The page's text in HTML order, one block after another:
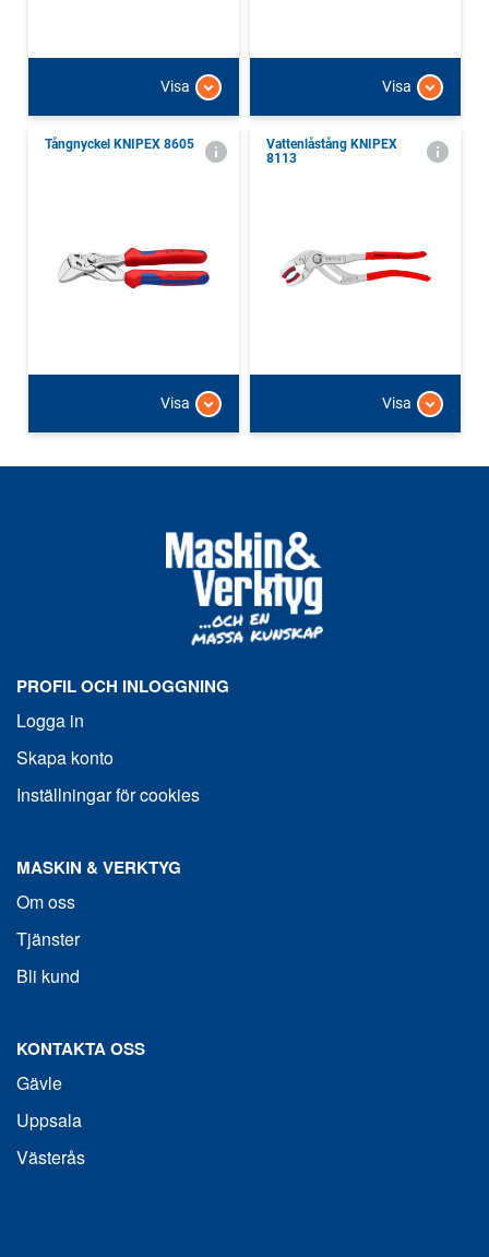
Visa Visa
Tångnyckel KNIPEX 8605
Visa
Vattenlåstång KNIPEX
8113
Visa
PROFIL OCH INLOGGNING
Logga in
Skapa konto
Inställningar för cookies
MASKIN & VERKTYG
Om oss
Tjänster
Bli kund
KONTAKTA OSS
Gävle
Uppsala
Västerås